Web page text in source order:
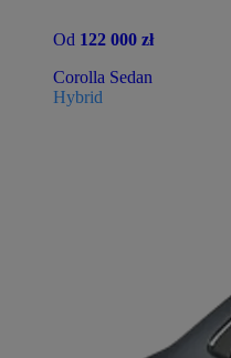
Od 122 000 zł
Corolla Sedan
Hybrid